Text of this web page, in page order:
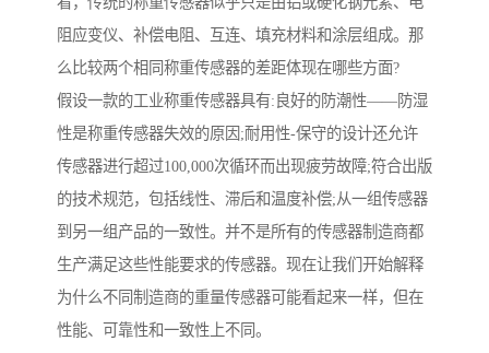
阻应变仪、补偿电阻、互连、填充材料和涂层组成。那
么比较两个相同称重传感器的差距体现在哪些方面?
假设一款的工业称重传感器具有:良好的防潮性——防湿
性是称重传感器失效的原因;耐用性-保守的设计还允许
传感器进行超过100,000次循环而出现疲劳故障;符合出版
的技术规范，包括线性、滞后和温度补偿;从一组传感器
到另一组产品的一致性。并不是所有的传感器制造商都
生产满足这些性能要求的传感器。现在让我们开始解释
为什么不同制造商的重量传感器可能看起来一样，但在
性能、可靠性和一致性上不同。